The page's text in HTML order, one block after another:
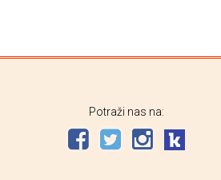
Potraži nas na: